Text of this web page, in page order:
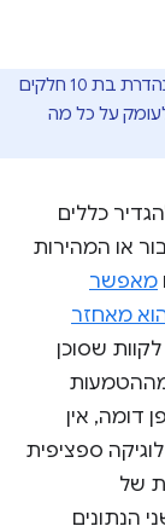
למתקדמים, יש ל-Jason Grigsby סדרה נהדרת בת 10 חלקים
על כל מה
כללים
או המהירות
מאפשר
מאחזר
5. נצטרך רק לקוות שסוכן
דומה, אין
ספציפית
של
הנתונים